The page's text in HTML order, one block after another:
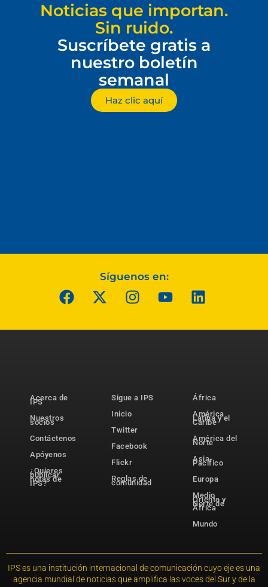
Noticias que importan.
Sin ruido.
Suscríbete gratis a
nuestro boletín
semanal
Haz clic aquí
Síguenos en:
Acerca de
IPS
Nuestros
socios
Contáctenos
Apóyenos
¿Quieres
publicar
notas de
IPS?
Sigue a IPS
Inicio
Twitter
Facebook
Flickr
Reglas de
comunidad
África
América
Latina y el
Caribe
América del
Norte
Asia-
Pacífico
Europa
Medio
Oriente y
Norte de
África
Mundo
IPS es una institución internacional de comunicación cuyo eje es una
agencia mundial de noticias que amplifica las voces del Sur y de la